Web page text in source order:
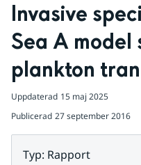
Invasive
Sea A model
plankton
Uppdaterad 15 maj 2025
Publicerad 27 september 2016
Typ: Rapport